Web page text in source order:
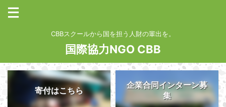
CBBスクールから国を担う人財の輩出を。
国際協力NGO CBB
寄付はこちら
企業合同インターン募
集